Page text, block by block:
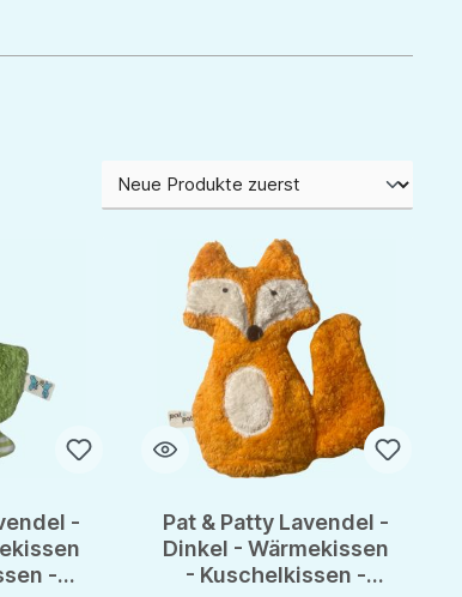
-
-
Pat & Patty Lavendel -
Dinkel - Wärmekissen
- Kuschelkissen -